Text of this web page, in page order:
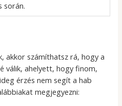
során.
akkor számíthatsz rá, hogy a
válik, ahelyett, hogy finom,
érzés nem segít a hab
megjegyezni: